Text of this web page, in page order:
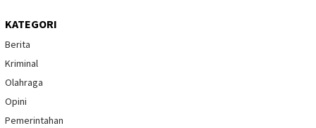
KATEGORI
Berita
Kriminal
Olahraga
Opini
Pemerintahan